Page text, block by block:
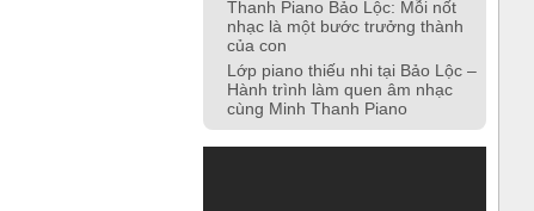
Thanh Piano Bảo Lộc: Mỗi nốt
nhạc là một bước trưởng thành
của con
Lớp piano thiếu nhi tại Bảo Lộc –
Hành trình làm quen âm nhạc
cùng Minh Thanh Piano